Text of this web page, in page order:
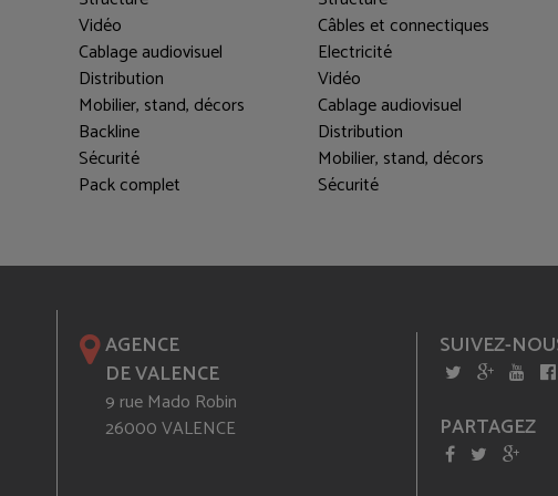
Vidéo
Cablage audiovisuel
Distribution
Mobilier, stand, décors
Backline
Sécurité
Pack complet
Câbles et connectiques
Electricité
Vidéo
Cablage audiovisuel
Distribution
Mobilier, stand, décors
Sécurité
AGENCE
DE VALENCE
9 rue Mado Robin
26000 VALENCE
SUIVEZ-
PARTAGEZ